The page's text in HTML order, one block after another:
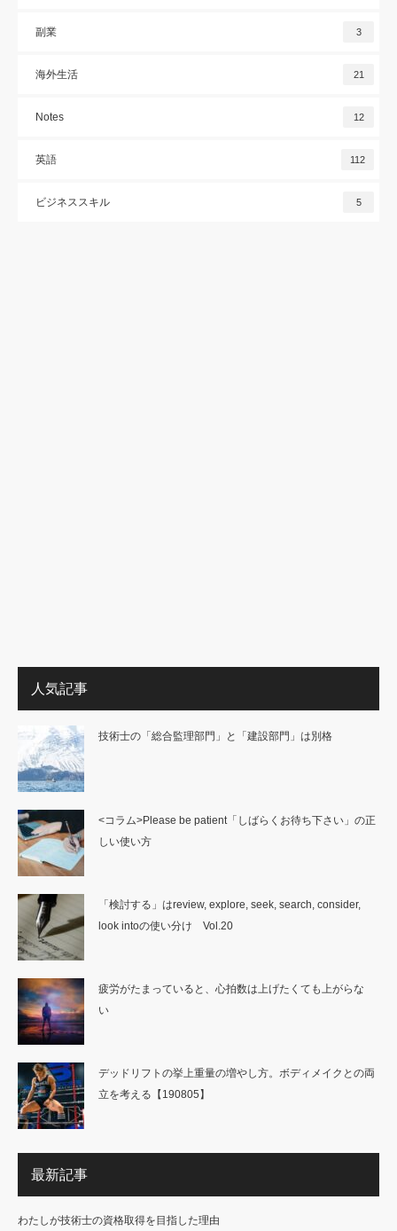
副業 3
海外生活 21
Notes 12
英語 112
ビジネススキル 5
人気記事
技術士の「総合監理部門」と「建設部門」は別格
<コラム>Please be patient「しばらくお待ち下さい」の正
しい使い方
「検討する」はreview, explore, seek, search, consider,
look intoの使い分け Vol.20
疲労がたまっていると、心拍数は上げたくても上がらな
い
デッドリフトの挙上重量の増やし方。ボディメイクとの両
立を考える【190805】
最新記事
わたしが技術士の資格取得を目指した理由